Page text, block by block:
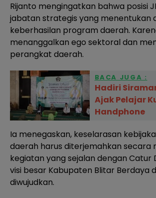
Rijanto mengingatkan bahwa posisi
jabatan strategis yang menentukan
keberhasilan program daerah.
menanggalkan ego sektoral dan
perangkat daerah.
BACA JUGA :
Hadiri
Ajak Pelajar
Handphone
Ia menegaskan, keselarasan
daerah harus diterjemahkan secara
kegiatan yang sejalan dengan Catur
visi besar Kabupaten Blitar Berdaya
diwujudkan.